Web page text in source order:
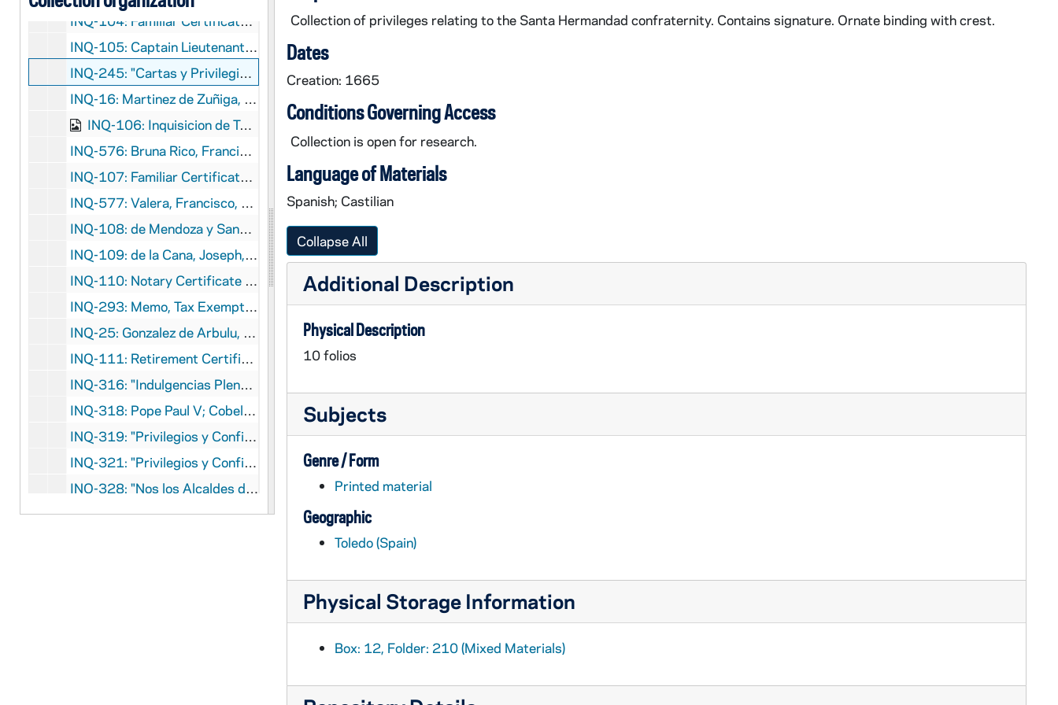
INQ-104: Familiar Certificate of the Holy Office of the Inquisition, given to D. Augustín Ponce de Leon by the Inquisition of Toledo, 1650 December 5
INQ-105: Captain Lieutenant Certificate of the Holy Office of the Inquisition of the Kingdom of Sicily in favor of D. Manuel de Castro, Governor of la Isla de Pantalería, 1662 April 1
INQ-245: "Cartas y Privilegios de la Santa Hermandad Vieja de la muy Noble Ciudad de Toledo: confirmadas por el Rey D. Felipe Quarto nuestro señor", 1665
INQ-16: Martinez de Zuñiga, Hernando, "Testimonio de Calificador del Santo Tribunal de la Ynquisicion", 1671 March 13
INQ-106: Inquisicion de Toledo, Familiar Certificate given to Francisco de Aranda Quintanilla, 1678 August 26
INQ-576: Bruna Rico, Francisco Luis de, et al, Instructions to Pedro García Baquero, 1685 May 4
INQ-107: Familiar Certificate of the Holy Office of the Inquisition, given to D. Joseph Antonio de la Torre Carbonera in the Real Castillo de Triana by the Inquisition of Seville, 1685 October 3
INQ-577: Valera, Francisco, et al, Instructions to the Receiver General, 1694 June 28
INQ-108: de Mendoza y Sandoval, Don Balthasar, Notario del Secreto Certificate of the Holy Office of the Inquisition of the city of Valladolid, given to D. Luis Maldonado, Cavallero de la orden de Santiago, 1700 June 14
INQ-109: de la Cana, Joseph, Certification given in favor of D. Luis Maldonado for the office of Notary of the Inquisition of Valladolid, 1700 July 15
INQ-110: Notary Certificate of the Holy Office of the Inquisition, given to D. Marcos de la Banera, citizen of la Villa de Cazarabonela, by the Inquisition of Granada, 1704 November 27
INQ-293: Memo, Tax Exemptions, circa 1706
INQ-25: Gonzalez de Arbulu, Manuel; Juan de Albirtegui, "Manuel Gonzalez del Arbulu secretario del secreto del Santo Officio de la Inquisicion, del Reyno del Peru…", 1711, 1765
INQ-111: Retirement Certificate, D. Luis Maldonado, 1716-1717
INQ-316: "Indulgencias Plenarias y Gracias espirituales, concedidas por los Sumos Pontifices, a los señores Inquisidores, Oficiales, y Ministros del Santo Oficio de la Inquisicion, Cofrades de la Cofradia de San Pedro Martyr", 1724
INQ-318: Pope Paul V; Cobellutius, Scipio, "Indulgencias concedidas por Nuestro Santissimo Padre Paulo Papa Quinto, à los Inquisidores, contra la Heretica pravedad...", 1724
INQ-319: "Privilegios y Confirmaciones de la Santa Hermandad Vieja de Ciudad-Real", 1725
INQ-321: "Privilegios y Confirmaciones de la Santa Hermandad Vieja de Ciudad-Real", 1727-1728
INQ-328: "Nos los Alcaldes de la Santa Hermandad Vieja de esta Imperial Ciudad de Toledo pur su Magestad (Dios le guarde) en todos sus Reynos, y Señorios, &c.", 1735
INQ-335: "Ordenanzas del Ilustre Cabildo de la Santa Hermandad Vieja de esta Imperial Ciudad de Toledo...", 1740
Collection of privileges relating to the Santa Hermandad confraternity. Contains signature. Ornate binding with crest.
Dates
Creation: 1665
Conditions Governing Access
Collection is open for research.
Language of Materials
Spanish; Castilian
Collapse All
Additional Description
Physical Description
10 folios
Subjects
Genre / Form
Printed material
Geographic
Toledo (Spain)
Physical Storage Information
Box: 12, Folder: 210 (Mixed Materials)